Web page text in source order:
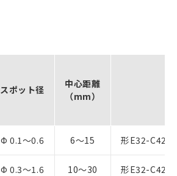
スポット径
中心距離
（mm）
Φ 0.1～0.6 6～15 形E32-C42
Φ 0.3～1.6 10～30 形E32-C42